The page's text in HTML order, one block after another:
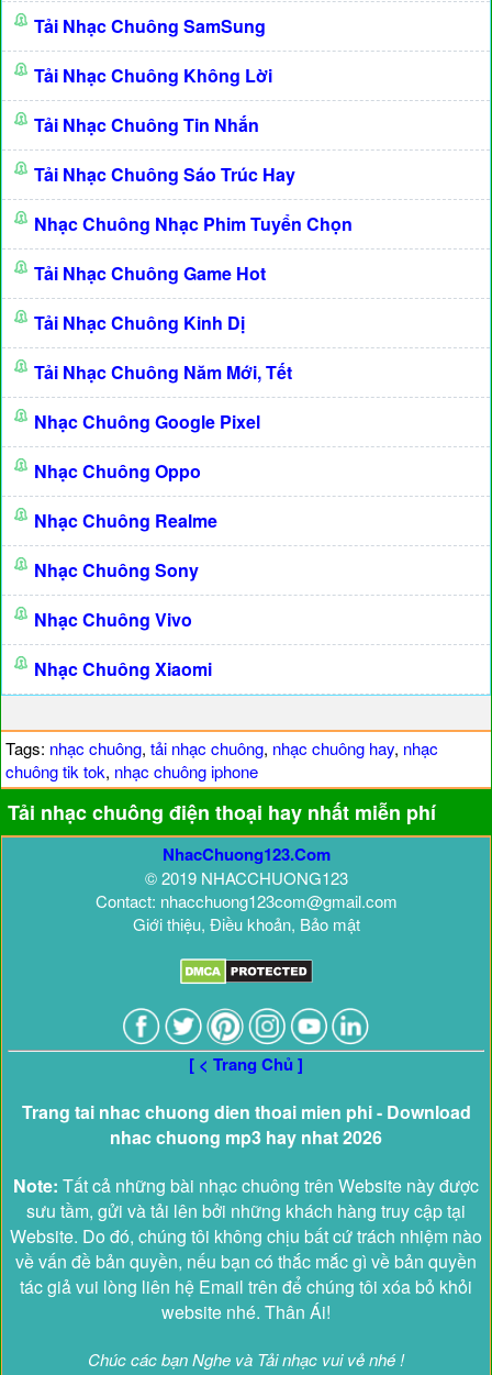
Tải Nhạc Chuông SamSung
Tải Nhạc Chuông Không Lời
Tải Nhạc Chuông Tin Nhắn
Tải Nhạc Chuông Sáo Trúc Hay
Nhạc Chuông Nhạc Phim Tuyển Chọn
Tải Nhạc Chuông Game Hot
Tải Nhạc Chuông Kinh Dị
Tải Nhạc Chuông Năm Mới, Tết
Nhạc Chuông Google Pixel
Nhạc Chuông Oppo
Nhạc Chuông Realme
Nhạc Chuông Sony
Nhạc Chuông Vivo
Nhạc Chuông Xiaomi
Tags: nhạc chuông, tải nhạc chuông, nhạc chuông hay, nhạc
chuông tik tok, nhạc chuông iphone
Tải nhạc chuông điện thoại hay nhất miễn phí
NhacChuong123.Com
© 2019 NHACCHUONG123
Contact: nhacchuong123com@gmail.com
Giới thiệu, Điều khoản, Bảo mật
[ < Trang Chủ ]
Trang tai nhac chuong dien thoai mien phi - Download
nhac chuong mp3 hay nhat 2026
Note: Tất cả những bài nhạc chuông trên Website này được
sưu tầm, gửi và tải lên bởi những khách hàng truy cập tại
Website. Do đó, chúng tôi không chịu bất cứ trách nhiệm nào
về vấn đề bản quyền, nếu bạn có thắc mắc gì về bản quyền
tác giả vui lòng liên hệ Email trên để chúng tôi xóa bỏ khỏi
website nhé. Thân Ái!
Chúc các bạn Nghe và Tải nhạc vui vẻ nhé !